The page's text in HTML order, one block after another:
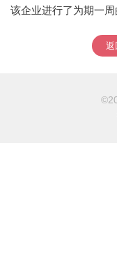
该企业进行了为期一周
返